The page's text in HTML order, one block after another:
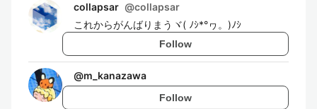
collapsar @collapsar
これからがんばりまうヾ( ﾉｼ*°ヮ。)ﾉｼ
Follow
@m_kanazawa
Follow